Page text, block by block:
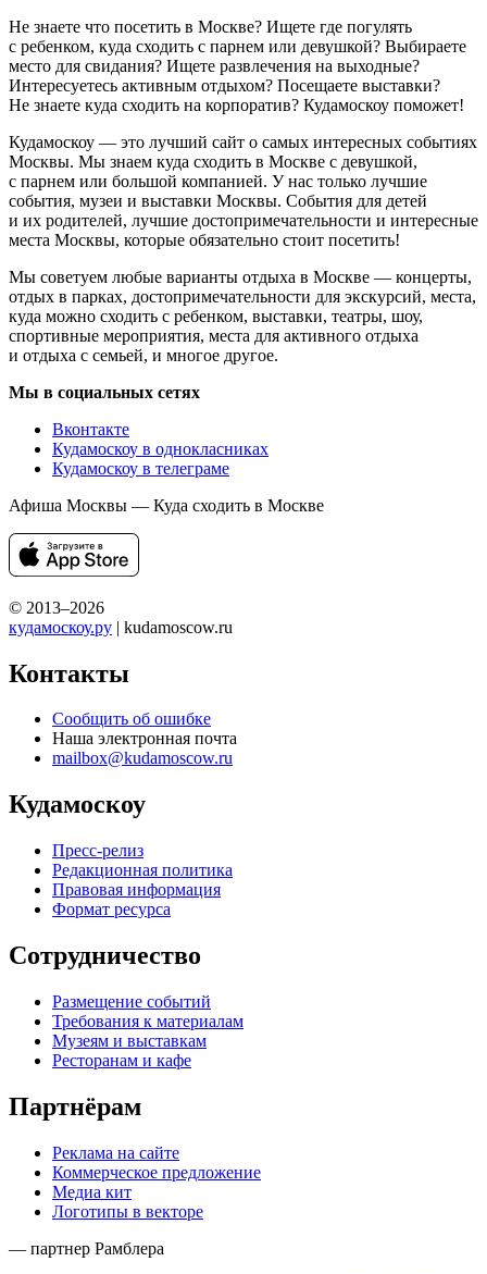
Не знаете что посетить в Москве? Ищете где погулять
с ребенком, куда сходить с парнем или девушкой? Выбираете
место для свидания? Ищете развлечения на выходные?
Интересуетесь активным отдыхом? Посещаете выставки?
Не знаете куда сходить на корпоратив? Кудамоскоу поможет!
Кудамоскоу — это лучший сайт о самых интересных событиях
Москвы. Мы знаем куда сходить в Москве с девушкой,
с парнем или большой компанией. У нас только лучшие
события, музеи и выставки Москвы. События для детей
и их родителей, лучшие достопримечательности и интересные
места Москвы, которые обязательно стоит посетить!
Мы советуем любые варианты отдыха в Москве — концерты,
отдых в парках, достопримечательности для экскурсий, места,
куда можно сходить с ребенком, выставки, театры, шоу,
спортивные мероприятия, места для активного отдыха
и отдыха с семьей, и многое другое.
Мы в социальных сетях
Вконтакте
Кудамоскоу в однокласниках
Кудамоскоу в телеграме
Афиша Москвы — Куда сходить в Москве
© 2013–2026
кудамоскоу.ру | kudamoscow.ru
Контакты
Сообщить об ошибке
Наша электронная почта
mailbox@kudamoscow.ru
Кудамоскоу
Пресс-релиз
Редакционная политика
Правовая информация
Формат ресурса
Сотрудничество
Размещение событий
Требования к материалам
Музеям и выставкам
Ресторанам и кафе
Партнёрам
Реклама на сайте
Коммерческое предложение
Медиа кит
Логотипы в векторе
— партнер Рамблера